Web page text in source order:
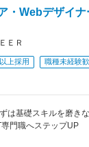
、茅ケ崎駅、本厚木
田原駅、秦野駅、逗
駅、元住吉駅、上溝
子駅、大和駅(神奈川
駅、東毛呂駅、京成
ン駅、初富駅、稲毛
駅、京成船橋駅、仲
小路駅、金町駅(東
リー駅、大崎広小路駅
駅、新桜台駅、王子
沢駅、越中島駅、北
船橋駅、柏駅、松戸
ュータウン中央駅、
本線)、円山公園駅、
、小台駅、熊野前駅、
駅、西新井大師西駅
代々木公園駅、池尻大
、高津駅(神奈川県)
・Webデザイ
ＥＲ
上採用
職種未経験
は基礎スキルを磨き
門職へステップUP